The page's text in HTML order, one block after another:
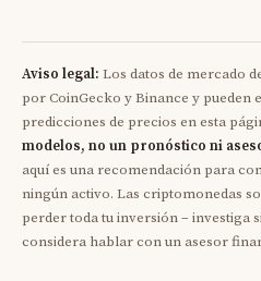
Aviso legal: Los datos de mercado
por CoinGecko y Binance y pueden
predicciones de precios en esta
modelos, no un pronóstico ni
aquí es una recomendación para
ningún activo. Las criptomonedas
perder toda tu inversión – investiga
considera hablar con un asesor